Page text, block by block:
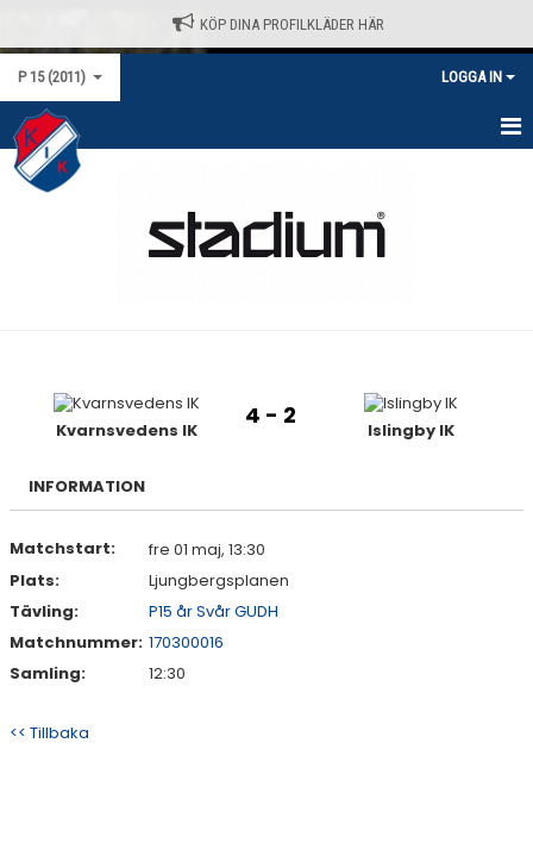
KÖP DINA PROFILKLÄDER HÄR
P 15 (2011) LOGGA IN
HEM
BILDGALLERI
DOKUMENT
Kvarnsvedens IK
4 - 2
Islingby IK
INFORMATION
Matchstart:
fre 01 maj, 13:30
Plats:
Ljungbergsplanen
Tävling:
P15 år Svår GUDH
Matchnummer: 170300016
Samling:
12:30
<< Tillbaka